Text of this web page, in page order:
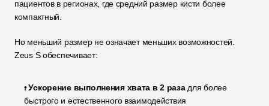
пациентов в регионах, где средний размер кисти более
компактный.
Но меньший размер не означает меньших возможностей.
Zeus S обеспечивает:
. Ускорение выполнения хвата в 2 раза для более
быстрого и естественного взаимодействия